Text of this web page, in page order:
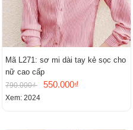
Mã L271: sơ mi dài tay kẻ sọc cho
nữ cao cấp
790.000₫ 550.000₫
Xem: 2024